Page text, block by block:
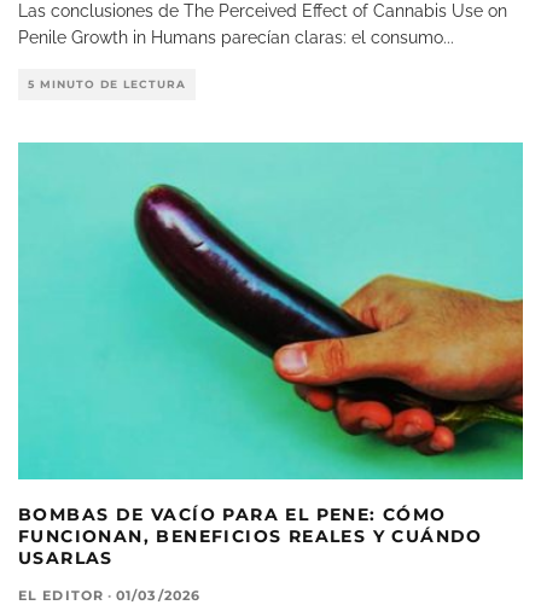
Las conclusiones de The Perceived Effect of Cannabis Use on
Penile Growth in Humans parecían claras: el consumo...
5 MINUTO DE LECTURA
BOMBAS DE VACÍO PARA EL PENE: CÓMO
FUNCIONAN, BENEFICIOS REALES Y CUÁNDO
USARLAS
EL EDITOR · 01/03/2026